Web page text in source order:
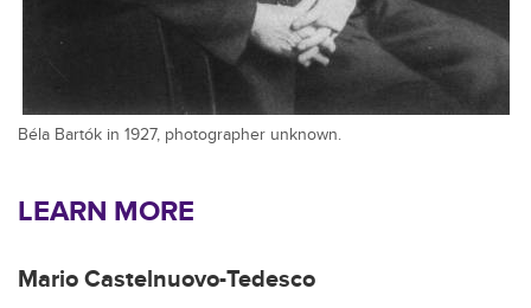
Béla Bartók in 1927, photographer unknown.
LEARN MORE
Mario Castelnuovo-Tedesco